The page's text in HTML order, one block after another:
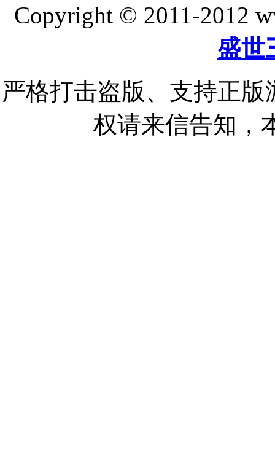
Copyright © 2011-2012
盛世
严格打击盗版、支持正
权请来信告知，